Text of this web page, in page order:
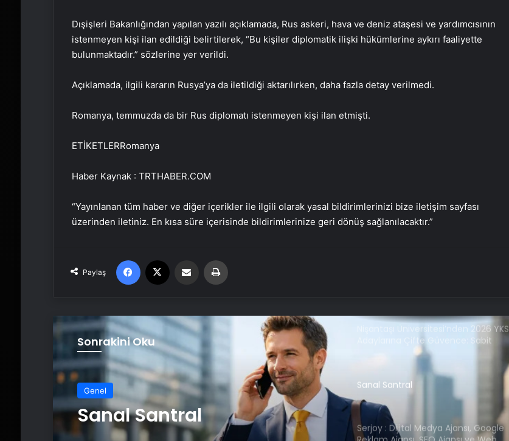
Dışişleri Bakanlığından yapılan yazılı açıklamada, Rus askeri, hava ve deniz ataşesi ve yardımcısının
istenmeyen kişi ilan edildiği belirtilerek, “Bu kişiler diplomatik ilişki hükümlerine aykırı faaliyette
bulunmaktadır.” sözlerine yer verildi.
Açıklamada, ilgili kararın Rusya’ya da iletildiği aktarılırken, daha fazla detay verilmedi.
Romanya, temmuzda da bir Rus diplomatı istenmeyen kişi ilan etmişti.
ETİKETLERRomanya
Haber Kaynak : TRTHABER.COM
“Yayınlanan tüm haber ve diğer içerikler ile ilgili olarak yasal bildirimlerinizi bize iletişim sayfası
üzerinden iletiniz. En kısa süre içerisinde bildirimlerinize geri dönüş sağlanılacaktır.”
Paylaş
Facebook Email'den paylaş
Sonrakini Oku
Genel
Sanal Santral
Stratejilerinin Yükselişi
Vira Assistance’tan Türkiye
Ankara halı yıkama fabrikası
Nişantaşı Üniversitesi’nden 2026 YKS
Adaylarına Çifte Güvence: Sabit
Ücret ve Kesintisiz Burs
Sanal Santral
Serjoy : Dijital Medya Ajansı, Google